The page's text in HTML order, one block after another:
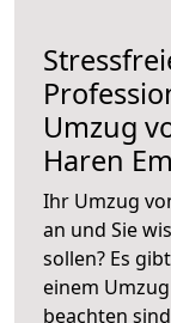
Umzug
Haren
Ihr Umzug
an und Sie
sollen? Es
einem
beachten